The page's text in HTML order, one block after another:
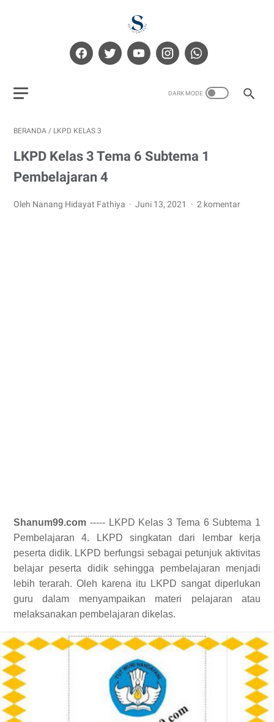
BERANDA / LKPD KELAS 3
LKPD Kelas 3 Tema 6 Subtema 1
Pembelajaran 4
Oleh Nanang Hidayat Fathiya Juni 13, 2021 2 komentar
Shanum99.com ----- LKPD Kelas 3 Tema 6 Subtema 1
Pembelajaran 4. LKPD singkatan dari lembar kerja
peserta didik. LKPD berfungsi sebagai petunjuk aktivitas
belajar peserta didik sehingga pembelajaran menjadi
lebih terarah. Oleh karena itu LKPD sangat diperlukan
guru dalam menyampaikan materi pelajaran atau
melaksanakan pembelajaran dikelas.